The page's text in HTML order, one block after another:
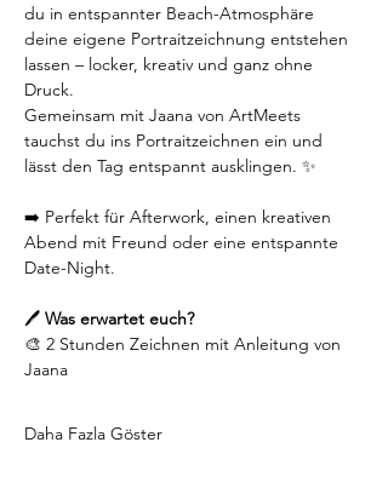
du in entspannter Beach-Atmosphäre
deine eigene Portraitzeichnung entstehen
lassen – locker, kreativ und ganz ohne
Druck.
Gemeinsam mit Jaana von ArtMeets
tauchst du ins Portraitzeichnen ein und
lässt den Tag entspannt ausklingen. ✨
➡️ Perfekt für Afterwork, einen kreativen
Abend mit Freund oder eine entspannte
Date-Night.
🖊️ Was erwartet euch?
🎨 2 Stunden Zeichnen mit Anleitung von
Jaana
Daha Fazla Göster